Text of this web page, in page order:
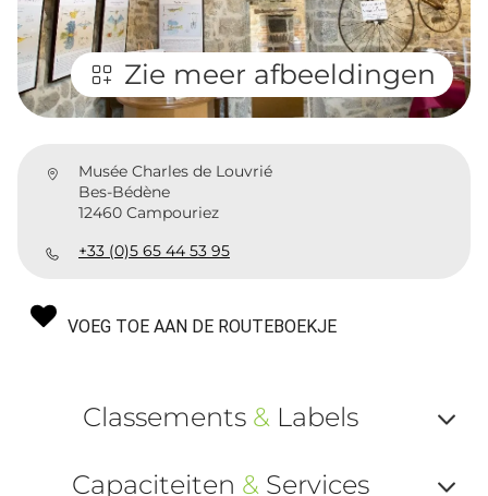
Zie meer afbeeldingen
Musée Charles de Louvrié
Bes-Bédène
12460 Campouriez
+33 (0)5 65 44 53 95
VOEG TOE AAN DE ROUTEBOEKJE
Classements &Labels
Capaciteiten &Services